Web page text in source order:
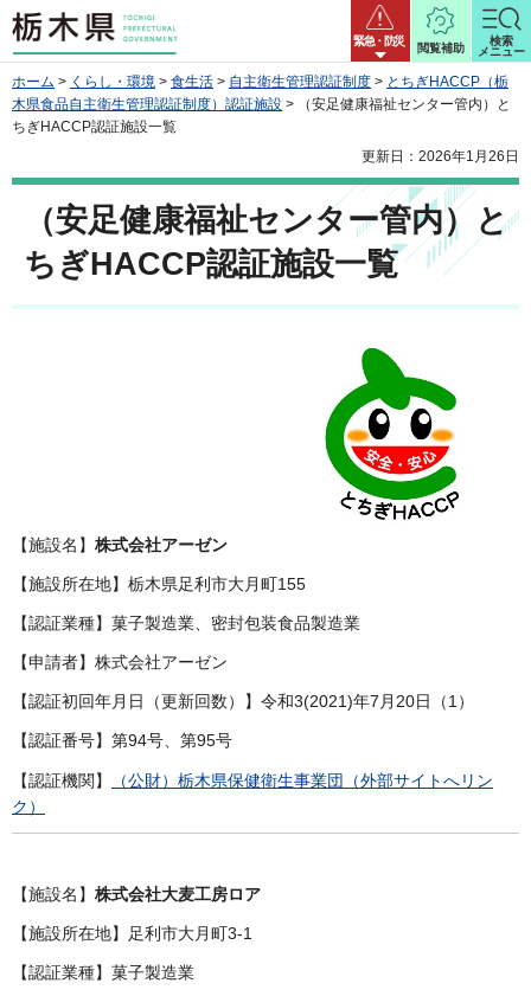
栃木県 緊急・防災
閲覧補助
検索
メニュー
ホーム > くらし・環境 > 食生活 > 自主衛生管理認証制度 > とちぎHACCP（栃
木県食品自主衛生管理認証制度）認証施設 > （安足健康福祉センター管内）と
ちぎHACCP認証施設一覧
更新日：2026年1月26日
（安足健康福祉センター管内）と
ちぎHACCP認証施設一覧
【施設名】 株式会社アーゼン
【施設所在地】栃木県足利市大月町155
【認証業種】菓子製造業、密封包装食品製造業
【申請者】株式会社アーゼン
【認証初回年月日（更新回数）】令和3(2021)年7月20日（1）
【認証番号】第94号、第95号
【認証機関】
（公財）栃木県保健衛生事業団（外部サイトへリン
ク）
【施設名】 株式会社大麦工房ロア
【施設所在地】足利市大月町3-1
【認証業種】菓子製造業